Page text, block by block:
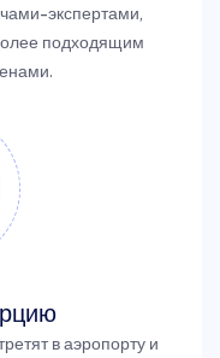
экспертами,
подходящим
в аэропорту и